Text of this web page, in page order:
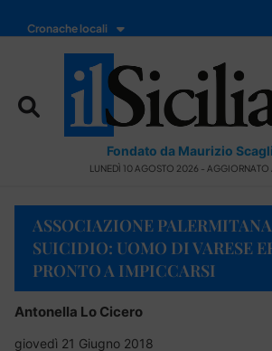
Cronache locali
Fondato da Maurizio
LUNEDÌ 10 AGOSTO 2026 - AGGIORNATO
ASSOCIAZIONE
SUICIDIO: UOMO DI VARESE
PRONTO A IMPICCARSI
Antonella Lo Cicero
giovedì 21 Giugno 2018